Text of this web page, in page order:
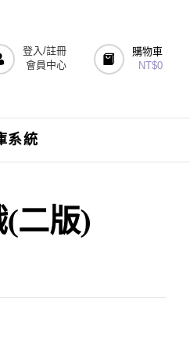
登入/註冊
會員中心
購物車
NT$0
系統
二版)